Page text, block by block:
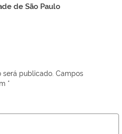
de São Paulo
publicado. Campos
*